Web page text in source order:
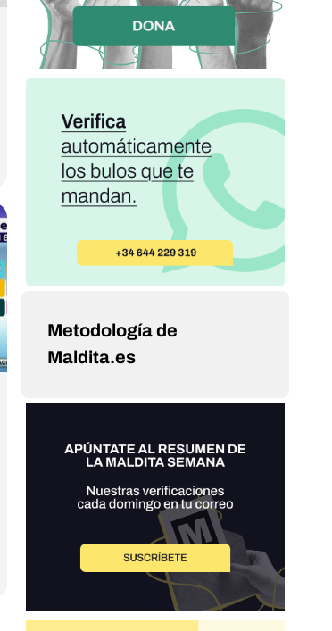
Metodología de
Maldita.es